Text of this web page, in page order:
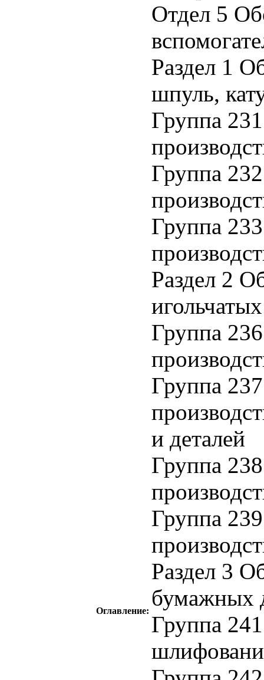
Оглавление:
Отдел 5
Раздел 1
шпуль,
Группа
Группа
Группа
Раздел 2
Группа
Группа
и деталей
Группа
Группа
Раздел 3
бумажных
Группа